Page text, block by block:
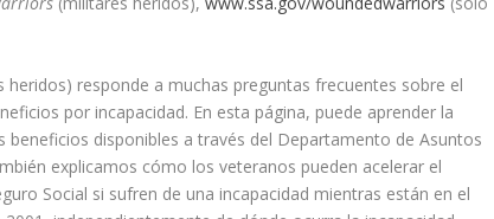
heridos) responde a muchas preguntas frecuentes sobre el
por incapacidad. En esta página, puede aprender la
disponibles a través del Departamento de Asuntos
explicamos cómo los veteranos pueden acelerar el
Social si sufren de una incapacidad mientras están en el